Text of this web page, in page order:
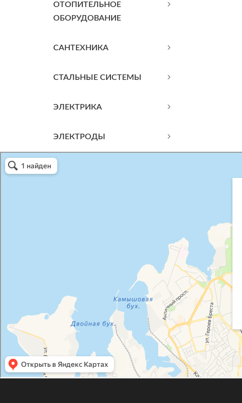
ОТОПИТЕЛЬНОЕ
ОБОРУДОВАНИЕ
САНТЕХНИКА
СТАЛЬНЫЕ СИСТЕМЫ
ЭЛЕКТРИКА
ЭЛЕКТРОДЫ
Атриум-Крым
Системы водоснабжения, отопления, канализации в Севастополе
Снабжение строительных объектов в Севастополе